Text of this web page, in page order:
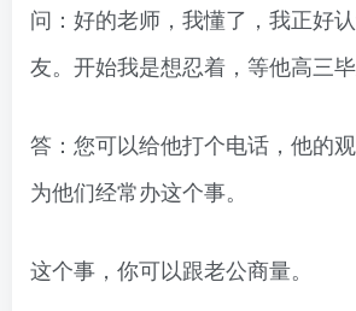
问：好的老师，我懂了，我正好
友。开始我是想忍着，等他高三毕
答：您可以给他打个电话，他的
为他们经常办这个事。
这个事，你可以跟老公商量。